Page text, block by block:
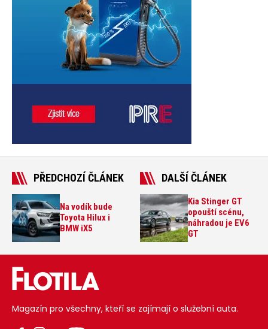
PŘEDCHOZÍ ČLÁNEK
Na vodík bude
Toyota Hilux i
BMW iX5
DALŠÍ ČLÁNEK
Kia Stinger GT
opouští scénu,
náhradou je EV6
GT
Magazín pro všechny, kteří se zajímají o služební auta.